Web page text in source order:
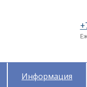
Информация